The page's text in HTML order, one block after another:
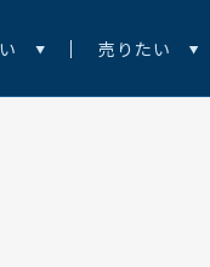
売りたい